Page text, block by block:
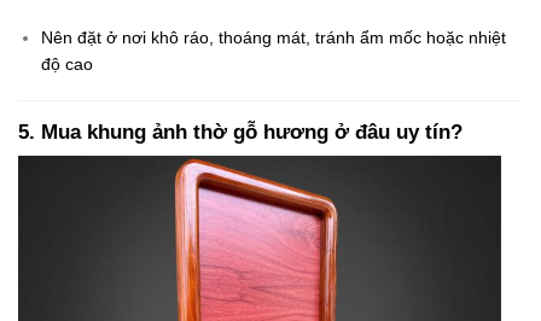
Nên đặt ở nơi khô ráo, thoáng mát, tránh ẩm mốc hoặc nhiệt
độ cao
5. Mua khung ảnh thờ gỗ hương ở đâu uy tín?